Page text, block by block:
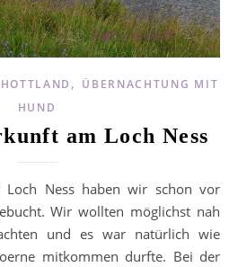
, ÜBERNACHTUNG MIT
HUND
am Loch Ness
Wir wollten möglichst nah
und es war natürlich wie
mitkommen durfte. Bei der